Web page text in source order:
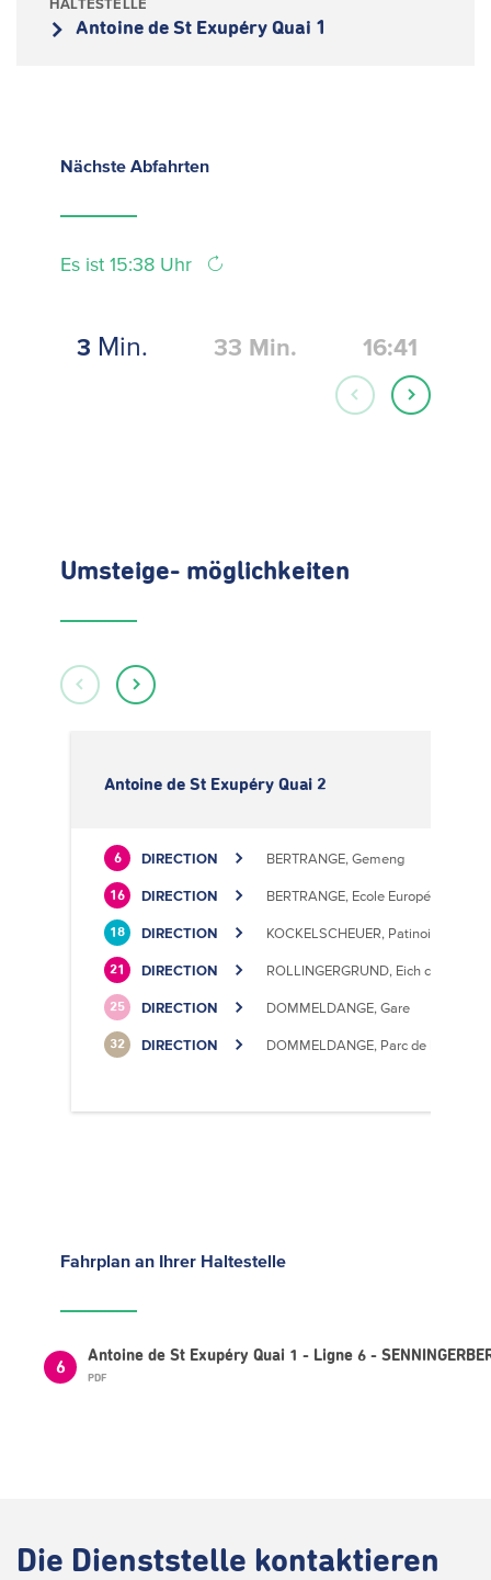
HALTESTELLE
Antoine de St Exupéry Quai 1
Nächste Abfahrten
Es ist 15:38 Uhr
3 Min. 33 Min. 16:41
Umsteige- möglichkeiten
Antoine de St Exupéry Quai 2
6 DIRECTION BERTRANGE, Gemeng
16 DIRECTION BERTRANGE, Ecole Européenne II
18 DIRECTION KOCKELSCHEUER, Patinoire
21 DIRECTION ROLLINGERGRUND, Eich centre
25 DIRECTION DOMMELDANGE, Gare
32 DIRECTION DOMMELDANGE, Parc de l'Europe
Fahrplan an Ihrer Haltestelle
6
Antoine de St Exupéry Quai 1 - Ligne 6 -
PDF
Die Dienststelle kontaktieren